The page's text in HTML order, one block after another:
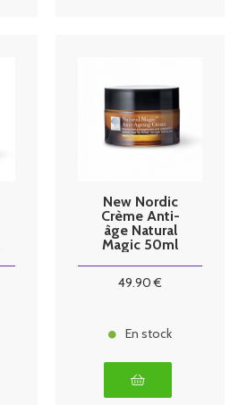
New Nordic
Crème Anti-
âge Natural
Magic 50ml
49.90 €
En stock